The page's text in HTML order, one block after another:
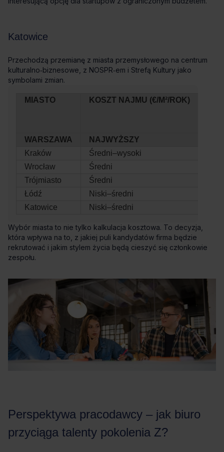
MIASTO KOSZT NAJMU (€/M²/ROK)
WARSZAWA NAJWYŻSZY
Kraków
Średni–wysoki
Wrocław
Średni
Trójmiasto
Średni
Łódź
Niski–średni
Katowice
Niski–średni